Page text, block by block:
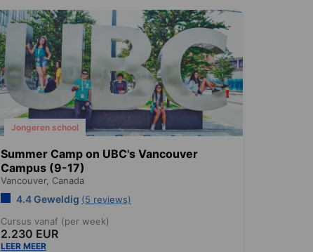
Jongeren school
Summer Camp on UBC's Vancouver
Campus (9-17)
Vancouver, Canada
4.4 Geweldig (5 reviews)
Cursus vanaf (per week)
2.230 EUR
LEER MEER